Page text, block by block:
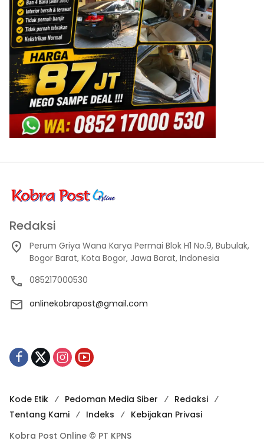
Redaksi
Perum Griya Wana Karya Permai Blok H1 No.9, Bubulak,
Bogor Barat, Kota Bogor, Jawa Barat, Indonesia
085217000530
onlinekobrapost@gmail.com
Kode Etik Pedoman Media Siber
Redaksi
Tentang Kami
Indeks
Kebijakan Privasi
Kobra Post Online © PT KPNS